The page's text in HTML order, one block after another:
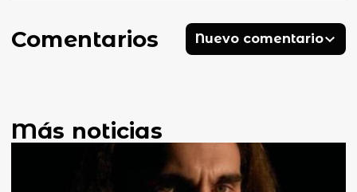
Comentarios Nuevo comentario
Más noticias